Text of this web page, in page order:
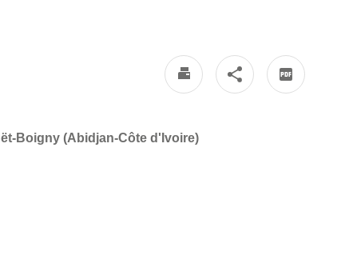
Boigny (Abidjan-Côte d'Ivoire)